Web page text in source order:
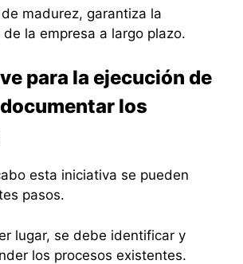
madurez, garantiza la
la empresa a largo plazo.
para la ejecución de
los
esta iniciativa se pueden
pasos.
lugar, se debe identificar y
los procesos existentes.